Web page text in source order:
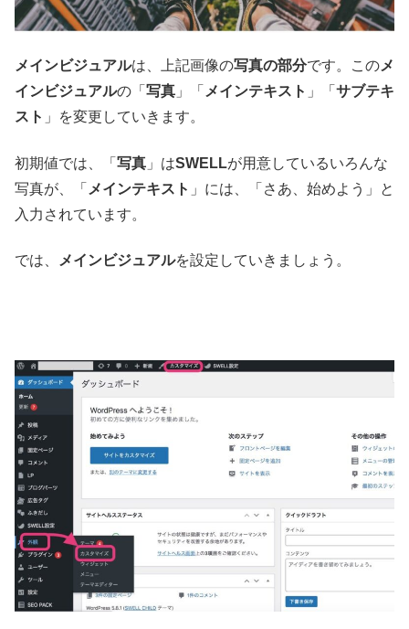
メインビジュアルは、上記画像の写真の部分です。このメ
インビジュアルの「 写真 」「 メインテキスト 」「 サブテキ
スト 」を変更していきます。
初期値では、「 写真 」はSWELLが用意しているいろんな
写真が、「 メインテキスト 」には、「さあ、始めよう」と
入力されています。
では、 メインビジュアルを設定していきましょう。